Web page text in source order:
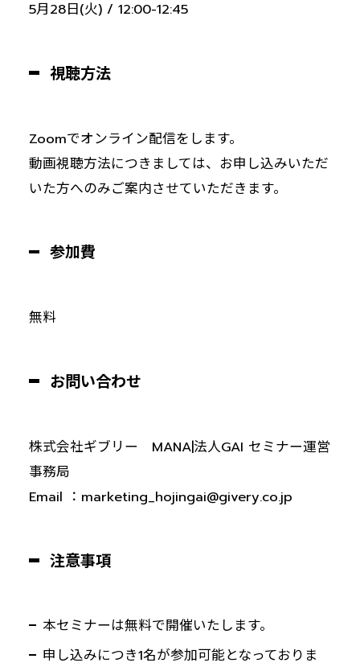
5月28日(火) / 12:00-12:45
視聴方法
Zoomでオンライン配信をします。
動画視聴方法につきましては、お申し込みいただ
いた方へのみご案内させていただきます。
参加費
無料
お問い合わせ
株式会社ギブリー MANA|法人GAI セミナー運営
事務局
Email ：marketing_hojingai@givery.co.jp
注意事項
本セミナーは無料で開催いたします。
申し込みにつき1名が参加可能となっておりま